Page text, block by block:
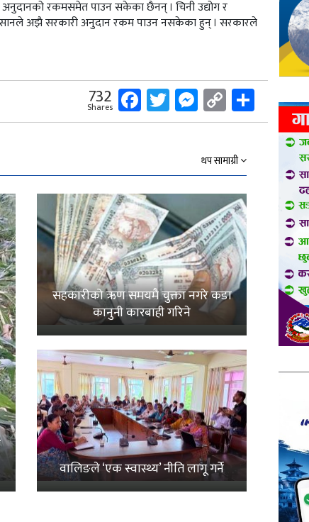
रकमसमेत पाउन सकेका छैनन् । चिनी उद्योग र
अझै सरकारी अनुदान रकम पाउन नसकेका हुन् । सरकारले
732
Shares Facebook
Twitter
Messenger
Copy
Link
Share
थप सामाग्री
सहकारीको ऋण समयमै चुक्ता नगरे कडा
कानुनी कारबाही गरिने
वालिङले ‘एक स्वास्थ्य’ नीति लागू गर्ने